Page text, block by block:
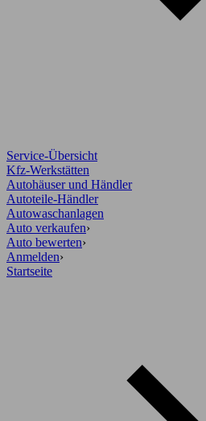
Service-Übersicht
Kfz-Werkstätten
Autohäuser und Händler
Autoteile-Händler
Autowaschanlagen
Auto verkaufen›
Auto bewerten›
Anmelden›
Startseite